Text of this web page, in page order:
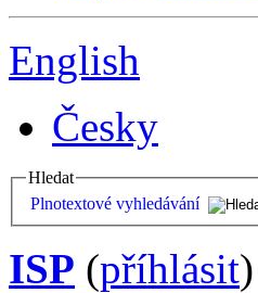
English
Česky
Hledat
Plnotextové vyhledávání
ISP (příhlásit)